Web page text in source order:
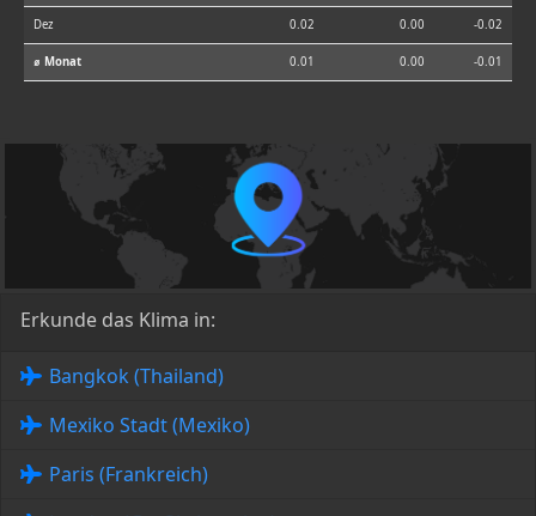
Dez 0.02 0.00 -0.02
⌀ Monat 0.01 0.00 -0.01
Erkunde das Klima in:
Bangkok (Thailand)
Mexiko Stadt (Mexiko)
Paris (Frankreich)